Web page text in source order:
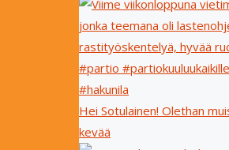
Hei Sotulainen! Olethan
kevää